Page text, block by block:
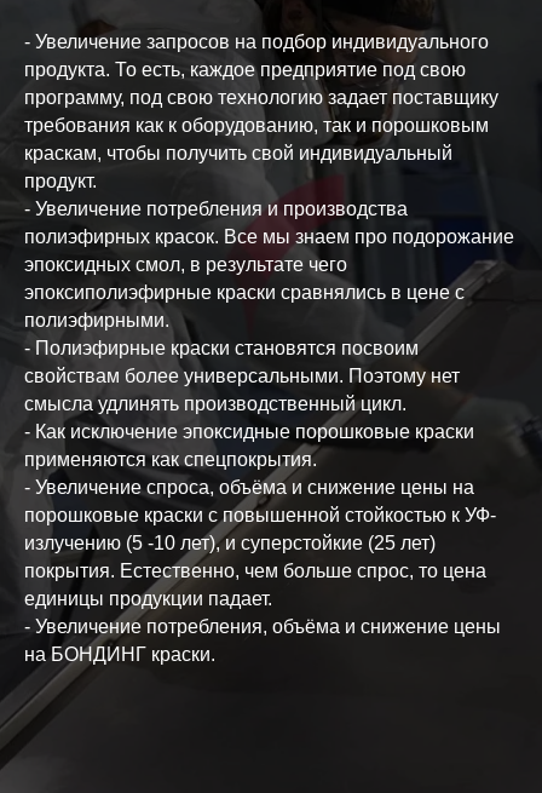
- Увеличение запросов на подбор индивидуального
продукта. То есть, каждое предприятие под свою
программу, под свою технологию задает поставщику
требования как к оборудованию, так и порошковым
краскам, чтобы получить свой индивидуальный
продукт.
- Увеличение потребления и производства
полиэфирных красок. Все мы знаем про подорожание
эпоксидных смол, в результате чего
эпоксиполиэфирные краски сравнялись в цене с
полиэфирными.
- Полиэфирные краски становятся посвоим
свойствам более универсальными. Поэтому нет
смысла удлинять производственный цикл.
- Как исключение эпоксидные порошковые краски
применяются как спецпокрытия.
- Увеличение спроса, объёма и снижение цены на
порошковые краски с повышенной стойкостью к УФ-
излучению (5 -10 лет), и суперстойкие (25 лет)
покрытия. Естественно, чем больше спрос, то цена
единицы продукции падает.
- Увеличение потребления, объёма и снижение цены
на БОНДИНГ краски.